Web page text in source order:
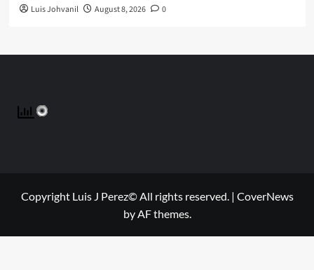
Luis Johvanil August 8, 2026 0
Copyright Luis J Perez© All rights reserved. | CoverNews
by AF themes.